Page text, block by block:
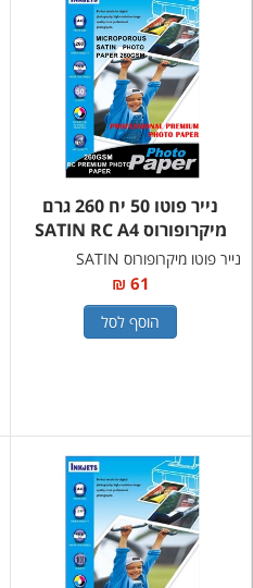
נייר פוטו 50 יח 260 גרם
מיקרופורוס SATIN RC A4
נייר פוטו מיקרופורוס SATIN
61 ₪
הוסף לסל